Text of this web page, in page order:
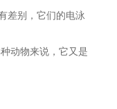
差别，它们的电泳
动物来说，它又是